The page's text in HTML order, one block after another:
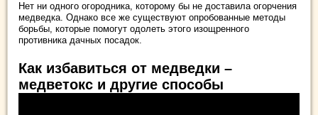
Нет ни одного огородника, которому бы не доставила огорчения
медведка. Однако все же существуют опробованные методы
борьбы, которые помогут одолеть этого изощренного
противника дачных посадок.
Как избавиться от медведки –
медветокс и другие способы